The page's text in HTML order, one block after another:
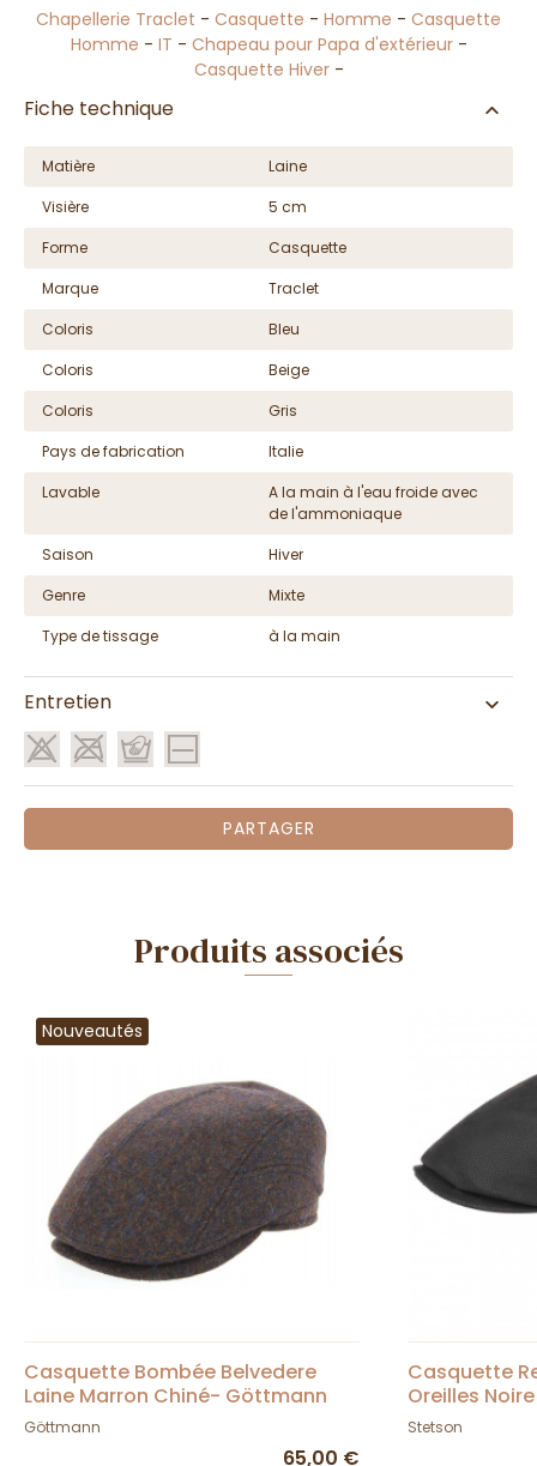
Chapellerie Traclet - Casquette - Homme - Casquette
Homme - IT - Chapeau pour Papa d'extérieur-
Casquette Hiver-
Fiche technique
Matière
Laine
Visière
5 cm
Forme
Casquette
Marque
Traclet
Coloris
Bleu
Coloris
Beige
Coloris
Gris
Pays de fabrication
Italie
Lavable
A la main à l'eau froide avec
de l'ammoniaque
Saison
Hiver
Genre
Mixte
Type de tissage
à la main
Entretien
PARTAGER
Produits associés
Nouveautés
Casquette Bombée Belvedere
Laine Marron Chiné- Göttmann
Göttmann
65,00 €
Casquette
Oreilles
Stetson